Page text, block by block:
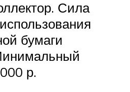
Сила
бумаги
р.